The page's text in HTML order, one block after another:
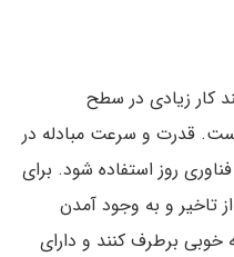
کار زیادی در سطح
قدرت و سرعت مبادله در
روز استفاده شود. برای
و به وجود آمدن
خوبی برطرف کنند و دارای